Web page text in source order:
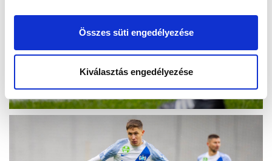
Összes süti engedélyezése
Kiválasztás engedélyezése